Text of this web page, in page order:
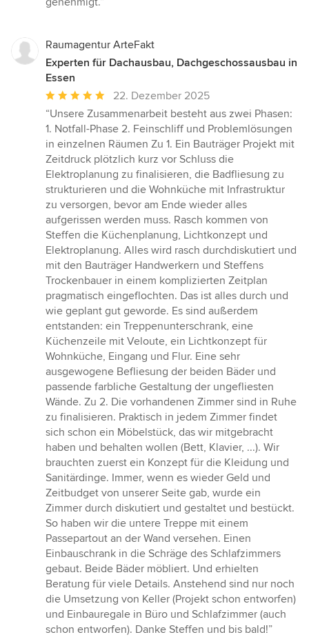
Raumagentur ArteFakt
Experten für Dachausbau, Dachgeschossausbau in
Essen
Durchschnittliche
Bewertung:
5
von
5
Sternen
22. Dezember 2025
“Unsere Zusammenarbeit besteht aus zwei Phasen:
1. Notfall-Phase 2. Feinschliff und Problemlösungen
in einzelnen Räumen Zu 1. Ein Bauträger Projekt mit
Zeitdruck plötzlich kurz vor Schluss die
Elektroplanung zu finalisieren, die Badfliesung zu
strukturieren und die Wohnküche mit Infrastruktur
zu versorgen, bevor am Ende wieder alles
aufgerissen werden muss. Rasch kommen von
Steffen die Küchenplanung, Lichtkonzept und
Elektroplanung. Alles wird rasch durchdiskutiert und
mit den Bauträger Handwerkern und Steffens
Trockenbauer in einem komplizierten Zeitplan
pragmatisch eingeflochten. Das ist alles durch und
wie geplant gut geworde. Es sind außerdem
entstanden: ein Treppenunterschrank, eine
Küchenzeile mit Veloute, ein Lichtkonzept für
Wohnküche, Eingang und Flur. Eine sehr
ausgewogene Befliesung der beiden Bäder und
passende farbliche Gestaltung der ungefliesten
Wände. Zu 2. Die vorhandenen Zimmer sind in Ruhe
zu finalisieren. Praktisch in jedem Zimmer findet
sich schon ein Möbelstück, das wir mitgebracht
haben und behalten wollen (Bett, Klavier, ...). Wir
brauchten zuerst ein Konzept für die Kleidung und
Sanitärdinge. Immer, wenn es wieder Geld und
Zeitbudget von unserer Seite gab, wurde ein
Zimmer durch diskutiert und gestaltet und bestückt.
So haben wir die untere Treppe mit einem
Passepartout an der Wand versehen. Einen
Einbauschrank in die Schräge des Schlafzimmers
gebaut. Beide Bäder möbliert. Und erhielten
Beratung für viele Details. Anstehend sind nur noch
die Umsetzung von Keller (Projekt schon entworfen)
und Einbauregale in Büro und Schlafzimmer (auch
schon entworfen). Danke Steffen und bis bald!”